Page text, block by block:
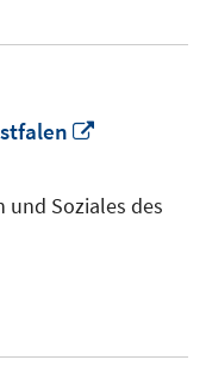
öffnen
Soziales des